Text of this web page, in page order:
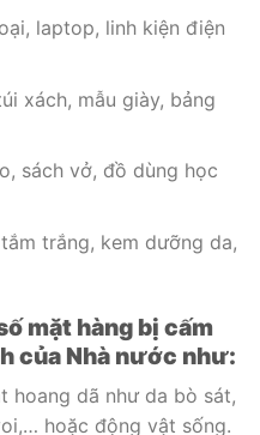
laptop, linh kiện điện
xách, mẫu giày, bảng
sách vở, đồ dùng học
trắng, kem dưỡng da,
mặt hàng bị cấm
của Nhà nước như:
hoang dã như da bò sát,
hoặc động vật sống.